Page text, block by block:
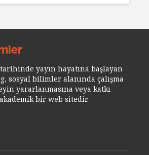
yayın hayatına başlayan
sosyal bilimler alanında çalışma
yararlanmasına veya katkı
bir web sitedir.